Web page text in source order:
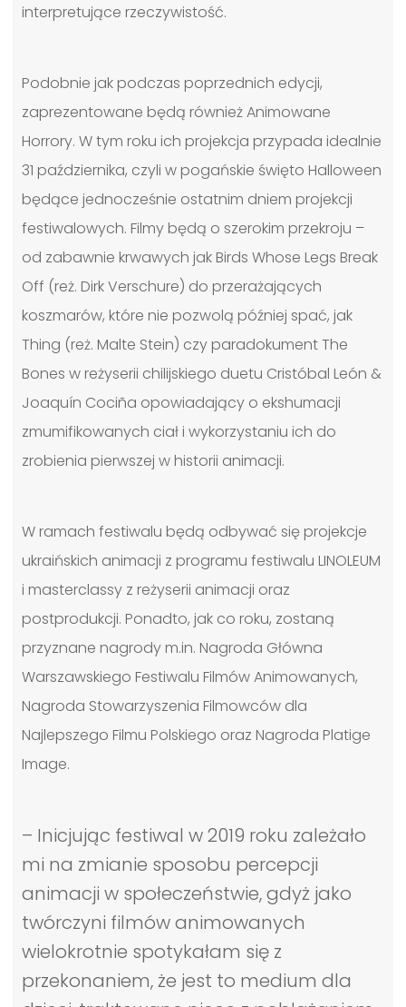
interpretujące rzeczywistość.
Podobnie jak podczas poprzednich edycji,
zaprezentowane będą również Animowane
Horrory. W tym roku ich projekcja przypada idealnie
31 października, czyli w pogańskie święto Halloween
będące jednocześnie ostatnim dniem projekcji
festiwalowych. Filmy będą o szerokim przekroju –
od zabawnie krwawych jak Birds Whose Legs Break
Off (reż. Dirk Verschure) do przerażających
koszmarów, które nie pozwolą później spać, jak
Thing (reż. Malte Stein) czy paradokument The
Bones w reżyserii chilijskiego duetu Cristóbal León &
Joaquín Cociña opowiadający o ekshumacji
zmumifikowanych ciał i wykorzystaniu ich do
zrobienia pierwszej w historii animacji.
W ramach festiwalu będą odbywać się projekcje
ukraińskich animacji z programu festiwalu LINOLEUM
i masterclassy z reżyserii animacji oraz
postprodukcji. Ponadto, jak co roku, zostaną
przyznane nagrody m.in. Nagroda Główna
Warszawskiego Festiwalu Filmów Animowanych,
Nagroda Stowarzyszenia Filmowców dla
Najlepszego Filmu Polskiego oraz Nagroda Platige
Image.
– Inicjując festiwal w 2019 roku zależało
mi na zmianie sposobu percepcji
animacji w społeczeństwie, gdyż jako
twórczyni filmów animowanych
wielokrotnie spotykałam się z
przekonaniem, że jest to medium dla